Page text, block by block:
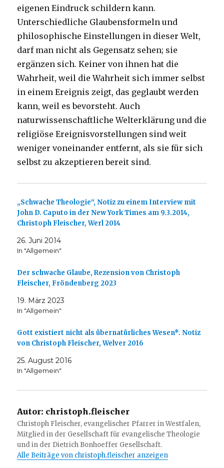
eigenen Eindruck schildern kann.
Unterschiedliche Glaubensformeln und
philosophische Einstellungen in dieser Welt,
darf man nicht als Gegensatz sehen; sie
ergänzen sich. Keiner von ihnen hat die
Wahrheit, weil die Wahrheit sich immer selbst
in einem Ereignis zeigt, das geglaubt werden
kann, weil es bevorsteht. Auch
naturwissenschaftliche Welterklärung und die
religiöse Ereignisvorstellungen sind weit
weniger voneinander entfernt, als sie für sich
selbst zu akzeptieren bereit sind.
„Schwache Theologie“, Notiz zu einem Interview mit
John D. Caputo in der New York Times am 9.3.2014,
Christoph Fleischer, Werl 2014
26. Juni 2014
In "Allgemein"
Der schwache Glaube, Rezension von Christoph
Fleischer, Fröndenberg 2023
19. März 2023
In "Allgemein"
Gott existiert nicht als übernatürliches Wesen*. Notiz
von Christoph Fleischer, Welver 2016
25. August 2016
In "Allgemein"
Autor: christoph.fleischer
Christoph Fleischer, evangelischer Pfarrer in Westfalen,
Mitglied in der Gesellschaft für evangelische Theologie
und in der Dietrich Bonhoeffer Gesellschaft.
Alle Beiträge von christoph.fleischer anzeigen